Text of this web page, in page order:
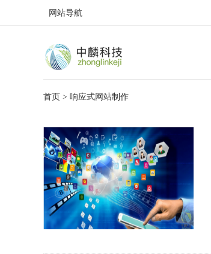
网站导航
首页 > 响应式网站制作